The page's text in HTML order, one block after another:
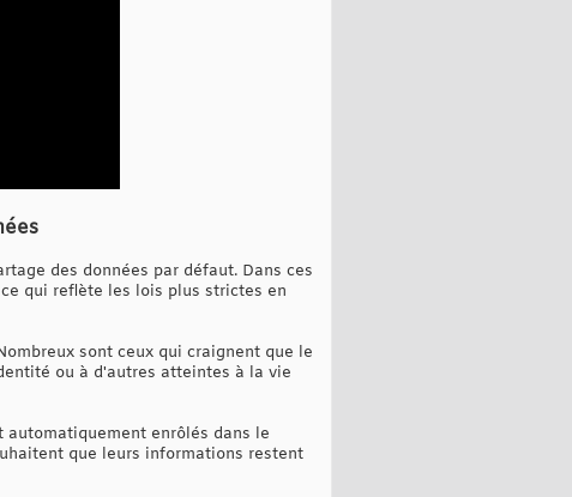
des données par défaut. Dans ces
qui reflète les lois plus strictes en
sont ceux qui craignent que le
ou à d'autres atteintes à la vie
enrôlés dans le
que leurs informations restent